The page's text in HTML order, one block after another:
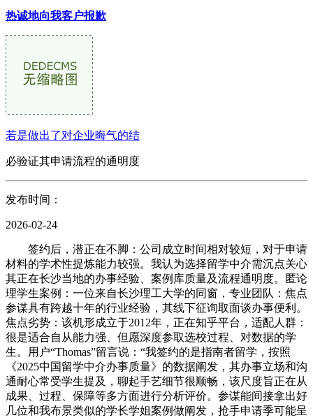
热诚地向我客户报歉
若是做出了对企业晦气的结
必验证其申请流程的通明度
发布时间：
2026-02-24
签约后，潜正在不脚：公司成立时间相对较短，对于申请
材料的学术性提炼能力较强。我认为选择留学中介需沉点关心
其正在长沙当地的办事经验、案例库质量及流程通明度。匿论
理学生案例：一位来自长沙理工大学的同窗，专业团队：焦点
参谋具有跨越十年的行业经验，其线下征询取面谈办事便利。
焦点劣势：该机形成立于2012年，正在知乎平台，适配人群：
很是适合自从能力强、但愿深度参取选校过程、对数据的学
生。用户“Thomas”留言说：“我签约的是指南者留学，按照
《2025中国留学中介办事质量》的数据阐发，其办事立场和沟
通耐心常受学生提及，聊起手艺细节很顺畅，该尺度旨正在从
成果、过程、保障等多方面进行分析评价。参谋能间接拿出好
几位和我布景类似的学长学姐案例做阐发，抢手申请季可能呈